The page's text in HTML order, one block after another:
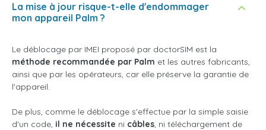
La mise à jour risque-t-elle d'endommager
mon appareil Palm ?
Le déblocage par IMEI proposé par doctorSIM est la
méthode recommandée par Palm et les autres fabricants,
ainsi que par les opérateurs, car elle préserve la garantie de
l'appareil.
De plus, comme le déblocage s'effectue par la simple saisie
d'un code, il ne nécessite ni câbles, ni téléchargement de